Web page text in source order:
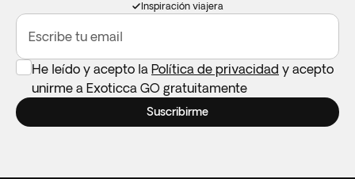
Inspiración viajera
Escribe tu email
He leído y acepto la Política de privacidad y acepto
unirme a Exoticca GO gratuitamente
Suscribirme